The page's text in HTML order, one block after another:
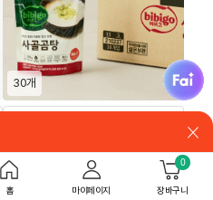
30개
[박스특가]비비고 사골곰탕 300gX30
개
49,500
fai
홈 마이페이지 장바구니
0